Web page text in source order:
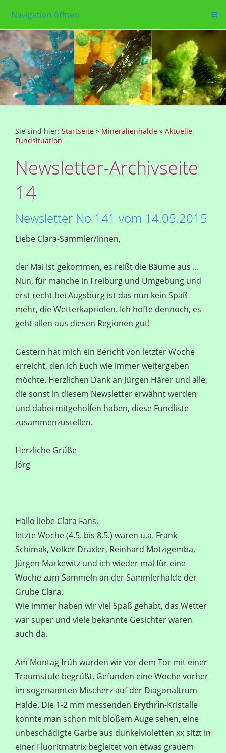
Navigation öffnen
Sie sind hier: Startseite » Mineralienhalde » Aktuelle
Fundsituation
Newsletter-Archivseite
14
Newsletter No 141 vom 14.05.2015
Liebe Clara-Sammler/innen,
der Mai ist gekommen, es reißt die Bäume aus ...
Nun, für manche in Freiburg und Umgebung und
erst recht bei Augsburg ist das nun kein Spaß
mehr, die Wetterkapriolen. Ich hoffe dennoch, es
geht allen aus diesen Regionen gut!
Gestern hat mich ein Bericht von letzter Woche
erreicht, den ich Euch wie immer weitergeben
möchte. Herzlichen Dank an Jürgen Härer und alle,
die sonst in diesem Newsletter erwähnt werden
und dabei mitgeholfen haben, diese Fundliste
zusammenzustellen.
Herzliche Grüße
Jörg
Hallo liebe Clara Fans,
letzte Woche (4.5. bis 8.5.) waren u.a. Frank
Schimak, Volker Draxler, Reinhard Motzigemba,
Jürgen Markewitz und ich wieder mal für eine
Woche zum Sammeln an der Sammlerhalde der
Grube Clara.
Wie immer haben wir viel Spaß gehabt, das Wetter
war super und viele bekannte Gesichter waren
auch da.
Am Montag früh wurden wir vor dem Tor mit einer
Traumstufe begrüßt. Gefunden eine Woche vorher
im sogenannten Mischerz auf der Diagonaltrum
Halde. Die 1-2 mm messenden Erythrin-Kristalle
konnte man schon mit bloßem Auge sehen, eine
unbeschädigte Garbe aus dunkelvioletten xx sitzt in
einer Fluoritmatrix begleitet von etwas grauem